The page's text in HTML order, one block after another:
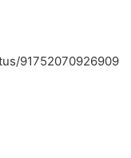
91752070926909